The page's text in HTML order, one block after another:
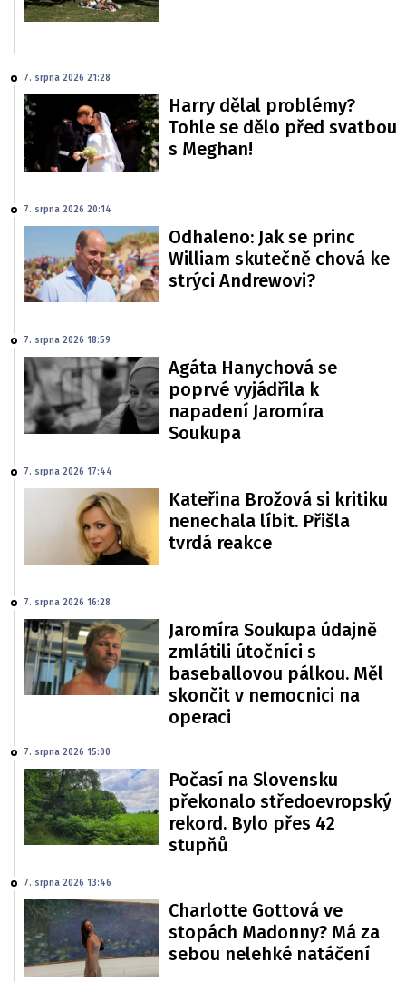
7. srpna 2026 21:28
Harry dělal problémy?
Tohle se dělo před svatbou
s Meghan!
7. srpna 2026 20:14
Odhaleno: Jak se princ
William skutečně chová ke
strýci Andrewovi?
7. srpna 2026 18:59
Agáta Hanychová se
poprvé vyjádřila k
napadení Jaromíra
Soukupa
7. srpna 2026 17:44
Kateřina Brožová si kritiku
nenechala líbit. Přišla
tvrdá reakce
7. srpna 2026 16:28
Jaromíra Soukupa údajně
zmlátili útočníci s
baseballovou pálkou. Měl
skončit v nemocnici na
operaci
7. srpna 2026 15:00
Počasí na Slovensku
překonalo středoevropský
rekord. Bylo přes 42
stupňů
7. srpna 2026 13:46
Charlotte Gottová ve
stopách Madonny? Má za
sebou nelehké natáčení